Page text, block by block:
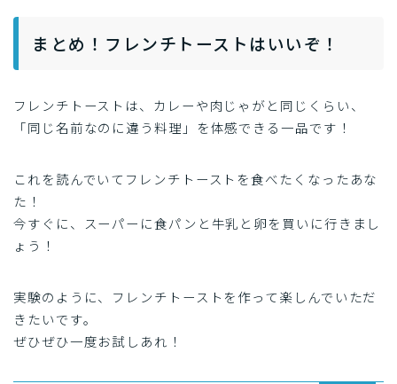
まとめ！フレンチトーストはいいぞ！
フレンチトーストは、カレーや肉じゃがと同じくらい、
「同じ名前なのに違う料理」を体感できる一品です！
これを読んでいてフレンチトーストを食べたくなったあな
た！
今すぐに、スーパーに食パンと牛乳と卵を買いに行きまし
ょう！
実験のように、フレンチトーストを作って楽しんでいただ
きたいです。
ぜひぜひ一度お試しあれ！